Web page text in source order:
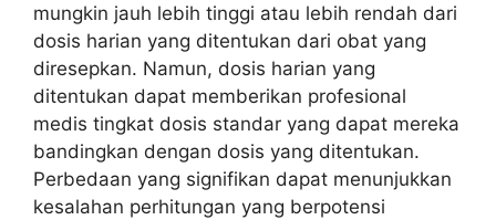
mungkin jauh lebih tinggi atau lebih rendah dari
dosis harian yang ditentukan dari obat yang
diresepkan. Namun, dosis harian yang
ditentukan dapat memberikan profesional
medis tingkat dosis standar yang dapat mereka
bandingkan dengan dosis yang ditentukan.
Perbedaan yang signifikan dapat menunjukkan
kesalahan perhitungan yang berpotensi